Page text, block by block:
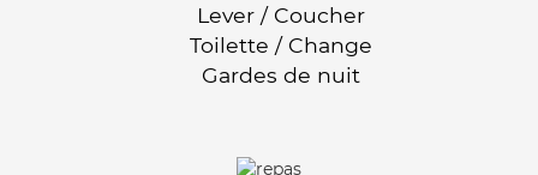
Lever / Coucher
Toilette / Change
Gardes de nuit